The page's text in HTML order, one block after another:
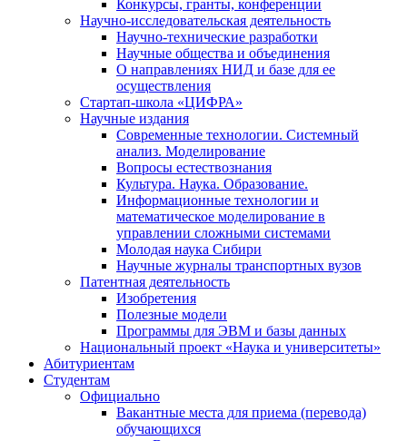
Конкурсы, гранты, конференции
Научно-исследовательская деятельность
Научно-технические разработки
Научные общества и объединения
О направлениях НИД и базе для ее
осуществления
Стартап-школа «ЦИФРА»
Научные издания
Современные технологии. Системный
анализ. Моделирование
Вопросы естествознания
Культура. Наука. Образование.
Информационные технологии и
математическое моделирование в
управлении сложными системами
Молодая наука Сибири
Научные журналы транспортных вузов
Патентная деятельность
Изобретения
Полезные модели
Программы для ЭВМ и базы данных
Национальный проект «Наука и университеты»
Абитуриентам
Студентам
Официально
Вакантные места для приема (перевода)
обучающихся